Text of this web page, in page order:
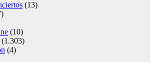
(13)
(10)
(1.303)
(4)